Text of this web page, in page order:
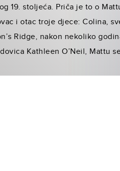
19. stoljeća. Priča je to o
i otac troje djece: Colina,
Ridge, nakon nekoliko
Kathleen O’Neil, Mattu